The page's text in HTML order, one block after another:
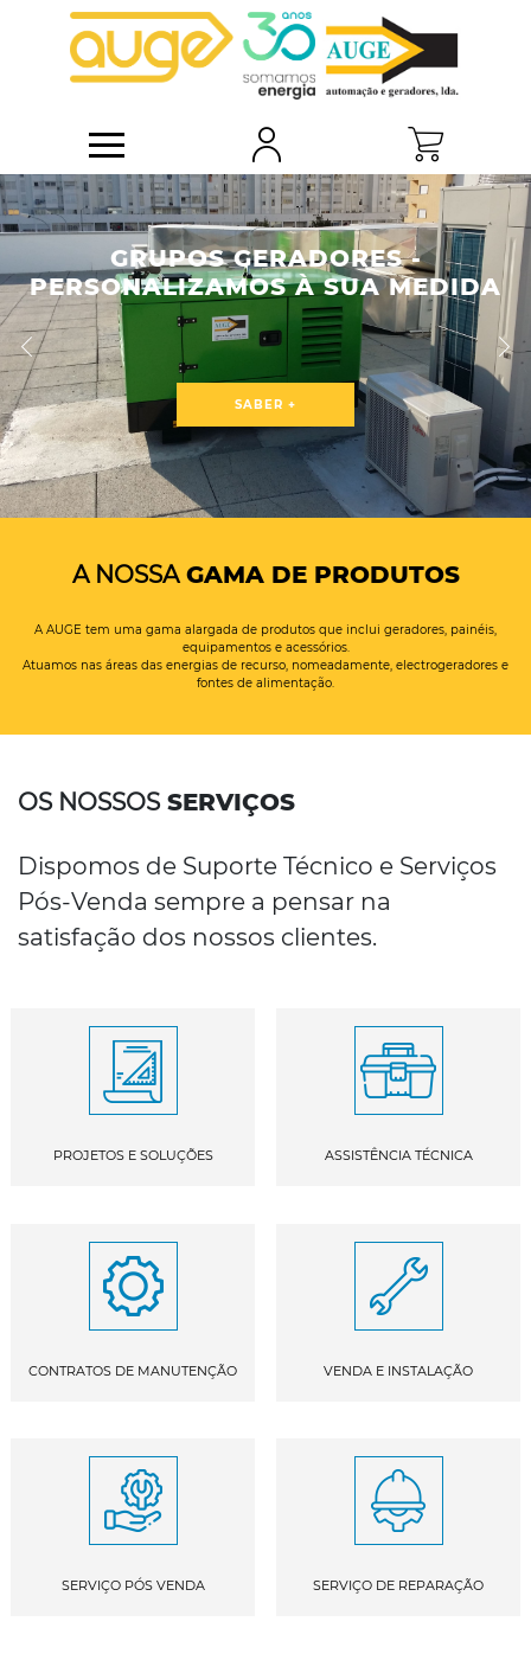
GRUPOS GERADORES -
PERSONALIZAMOS À SUA MEDIDA
SABER +
A NOSSAGAMA DE PRODUTOS
A AUGE tem uma gama alargada de produtos que inclui geradores, painéis,
equipamentos e acessórios.
Atuamos nas áreas das energias de recurso, nomeadamente, electrogeradores e
fontes de alimentação.
OS NOSSOSSERVIÇOS
Dispomos de Suporte Técnico e Serviços
Pós-Venda sempre a pensar na
satisfação dos nossos clientes.
PROJETOS E SOLUÇÕES ASSISTÊNCIA TÉCNICA
CONTRATOS DE MANUTENÇÃO VENDA E INSTALAÇÃO
SERVIÇO PÓS VENDA SERVIÇO DE REPARAÇÃO
O QUE PROCURA?
Pesquise na nossa loja online um artigo da sua preferência